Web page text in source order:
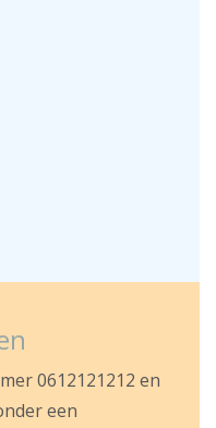
0612121212 en
een